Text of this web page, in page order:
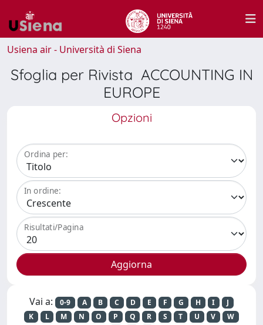
Usiena air - Università di Siena
Sfoglia per Rivista ACCOUNTING IN
EUROPE
Opzioni
Ordina per:
In ordine:
Risultati/Pagina
Vai a: 0-9 A B C D E F G H I
J
K
L M N O P Q R S T U V
W